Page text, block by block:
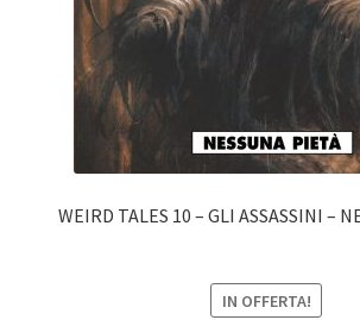
WEIRD TALES 10 – GLI ASSASSINI –
IN OFFERTA!